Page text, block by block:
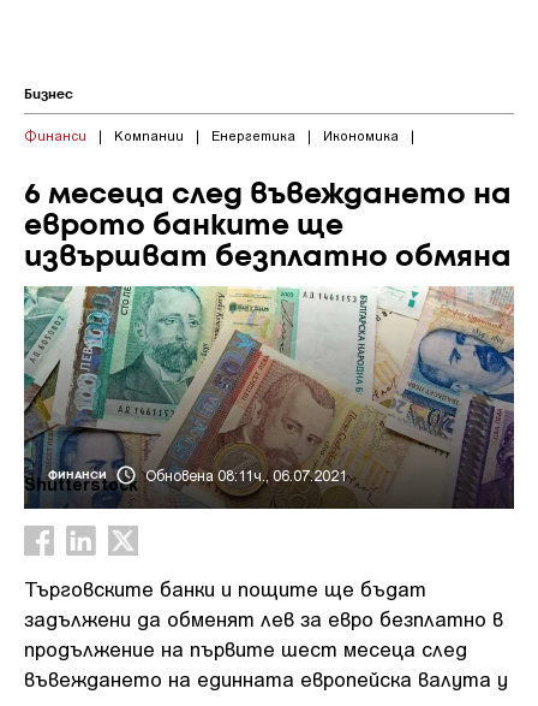
Бизнес
Финанси | Компании | Енергетика | Икономика |
6 месеца след въвеждането на
еврото банките ще
извършват безплатно обмяна
ФИНАНСИ Обновена 08:11ч., 06.07.2021
Shutterstock
Търговските банки и пощите ще бъдат
задължени да обменят лев за евро безплатно в
продължение на първите шест месеца след
въвеждането на единната европейска валута у